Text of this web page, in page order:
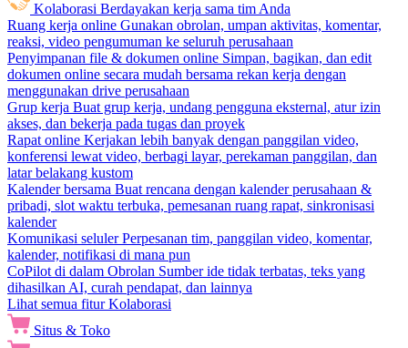
Kolaborasi Berdayakan kerja sama tim Anda
Ruang kerja online Gunakan obrolan, umpan aktivitas, komentar,
reaksi, video pengumuman ke seluruh perusahaan
Penyimpanan file & dokumen online Simpan, bagikan, dan edit
dokumen online secara mudah bersama rekan kerja dengan
menggunakan drive perusahaan
Grup kerja Buat grup kerja, undang pengguna eksternal, atur izin
akses, dan bekerja pada tugas dan proyek
Rapat online Kerjakan lebih banyak dengan panggilan video,
konferensi lewat video, berbagi layar, perekaman panggilan, dan
latar belakang kustom
Kalender bersama Buat rencana dengan kalender perusahaan &
pribadi, slot waktu terbuka, pemesanan ruang rapat, sinkronisasi
kalender
Komunikasi seluler Perpesanan tim, panggilan video, komentar,
kalender, notifikasi di mana pun
CoPilot di dalam Obrolan Sumber ide tidak terbatas, teks yang
dihasilkan AI, curah pendapat, dan lainnya
Lihat semua fitur Kolaborasi
Situs & Toko